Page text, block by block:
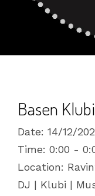
Basen
Date: 14/12/
Time: 0:00 -
Location:
DJ | Klubi |